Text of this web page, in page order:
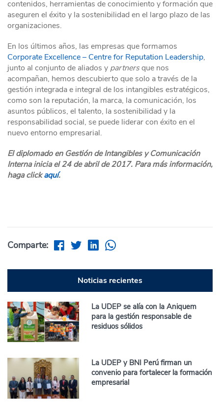
contenidos, herramientas de conocimiento y formación que
aseguren el éxito y la sostenibilidad en el largo plazo de las
organizaciones.
En los últimos años, las empresas que formamos
Corporate Excellence – Centre for Reputation Leadership,
junto al conjunto de aliados y partnersque nos
acompañan, hemos descubierto que solo a través de la
gestión integrada e integral de los intangibles estratégicos,
como son la reputación, la marca, la comunicación, los
asuntos públicos, el talento, la sostenibilidad y la
responsabilidad social, se puede liderar con éxito en el
nuevo entorno empresarial.
El diplomado en Gestión de Intangibles y Comunicación
Interna inicia el 24 de abril de 2017. Para más información,
haga clickaquí.
Comparte:
Noticias recientes
La UDEP se alía con la Aniquem
para la gestión responsable de
residuos sólidos
La UDEP y BNI Perú firman un
convenio para fortalecer la formación
empresarial